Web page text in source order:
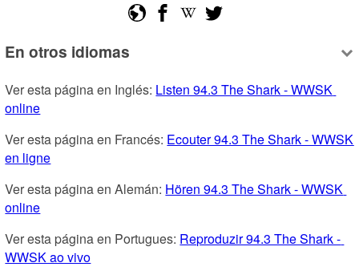
En otros idiomas
Ver esta página en Inglés: Listen 94.3 The Shark - WWSK
online
Ver esta página en Francés: Ecouter 94.3 The Shark - WWSK
en ligne
Ver esta página en Alemán: Hören 94.3 The Shark - WWSK
online
Ver esta página en Portugues: Reproduzir 94.3 The Shark -
WWSK ao vivo